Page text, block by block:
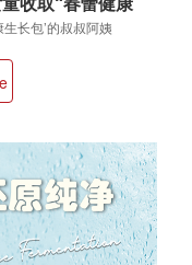
长包’的叔叔阿姨